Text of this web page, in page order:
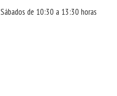
Sábados de 10:30 a 13:30 horas